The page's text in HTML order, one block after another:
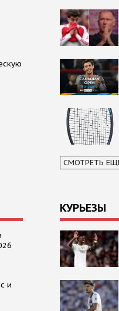
СМОТРЕТЬ
и
КУРЬЕЗЫ